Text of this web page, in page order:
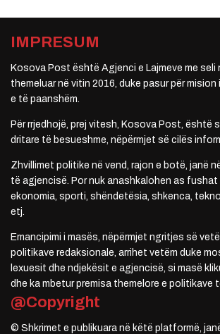
IMPRESUM
Kosova Post është Agjenci e Lajmeve me seli
themeluar në vitin 2016, duke pasur për mision
e të paanshëm.
Për rrjedhojë, prej vitesh, Kosova Post, është
dritare të besueshme, nëpërmjet së cilës
Zhvillimet politike në vend, rajon e botë, janë
të agjencisë. Por nuk anashkalohen as fushat
ekonomia, sporti, shëndetësia, shkenca,
etj.
Emancipimi i masës, nëpërmjet ngritjes së
politikave redaksionale, arrihet vetëm duke
lexuesit dhe ndjekësit e agjencisë, si masë
dhe ka mbetur premisa themelore e politikave
@Copyright
© Shkrimet e publikuara në këtë platformë,